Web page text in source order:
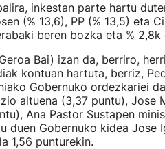
inkestan parte hartu
(% 13,6), PP (% 13,5) eta
beren bozka eta % 2,8k
Bai) izan da, berriro,
kontuan hartuta, berriz,
Gobernuko ordezkariei
altuena (3,37 puntu), Jose
Ana Pastor Sustapen
duen Gobernuko kidea Jose
1,56 punturekin.